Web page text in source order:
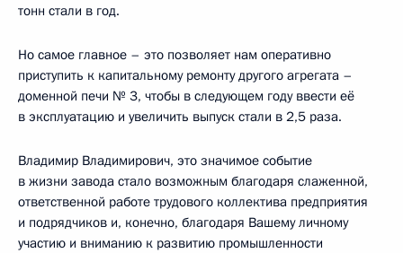
тонн стали в год.
Но самое главное – это позволяет нам оперативно
приступить к капитальному ремонту другого агрегата –
доменной печи № 3, чтобы в следующем году ввести её
в эксплуатацию и увеличить выпуск стали в 2,5 раза.
Владимир Владимирович, это значимое событие
в жизни завода стало возможным благодаря слаженной,
ответственной работе трудового коллектива предприятия
и подрядчиков и, конечно, благодаря Вашему личному
участию и вниманию к развитию промышленности